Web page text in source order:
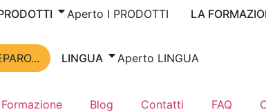
Aperto I PRODOTTI LA
LINGUA Aperto LINGUA
Formazione Blog Contatti FAQ